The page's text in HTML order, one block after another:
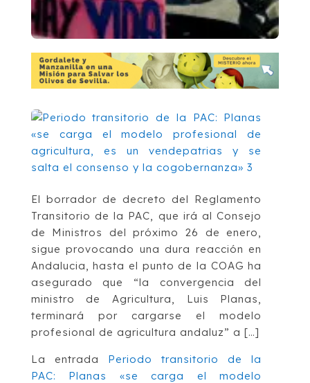
El borrador de decreto del Reglamento
Transitorio de la PAC, que irá al Consejo
de Ministros del próximo 26 de enero,
sigue provocando una dura reacción en
Andalucia, hasta el punto de la COAG ha
asegurado que “la convergencia del
ministro de Agricultura, Luis Planas,
terminará por cargarse el modelo
profesional de agricultura andaluz” a […]
La entrada Periodo transitorio de la
PAC: Planas «se carga el modelo